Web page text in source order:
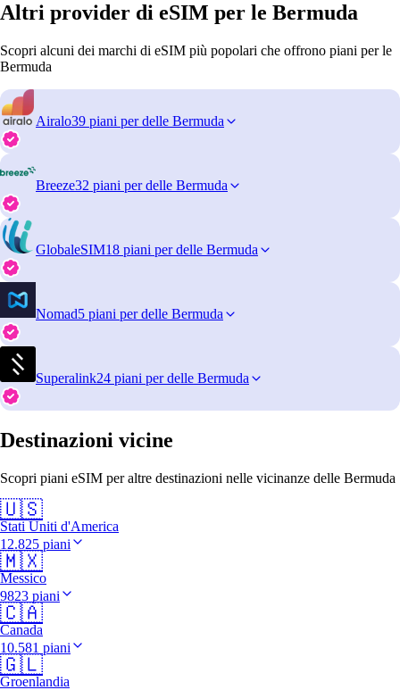
Altri provider di eSIM per le Bermuda
Scopri alcuni dei marchi di eSIM più popolari che offrono piani per le
Bermuda
Airalo39 piani per delle Bermuda
Breeze32 piani per delle Bermuda
GlobaleSIM18 piani per delle Bermuda
Nomad5 piani per delle Bermuda
Superalink24 piani per delle Bermuda
Destinazioni vicine
Scopri piani eSIM per altre destinazioni nelle vicinanze delle Bermuda
🇺🇸
Stati Uniti d'America
12.825 piani
🇲🇽
Messico
9823 piani
🇨🇦
Canada
10.581 piani
🇬🇱
Groenlandia